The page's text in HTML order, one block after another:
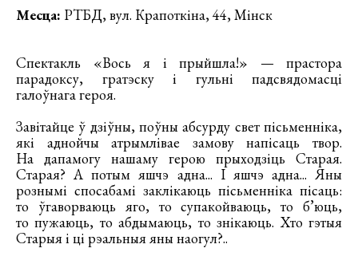
Месца: РТБД, вул. Крапоткіна, 44, Мінск
Спектакль «Вось я і прыйшла!» — прастора
парадоксу, гратэску і гульні падсвядомасці
галоўнага героя.
Завітайце ў дзіўны, поўны абсурду свет пісьменніка,
які аднойчы атрымлівае замову напісаць твор.
На дапамогу нашаму герою прыходзіць Старая.
Старая? А потым яшчэ адна... І яшчэ адна... Яны
рознымі спосабамі заклікаюць пісьменніка пісаць:
то ўгаворваюць яго, то супакойваюць, то б’юць,
то пужаюць, то абдымаюць, то знікаюць. Хто гэтыя
Старыя і ці рэальныя яны наогул?..